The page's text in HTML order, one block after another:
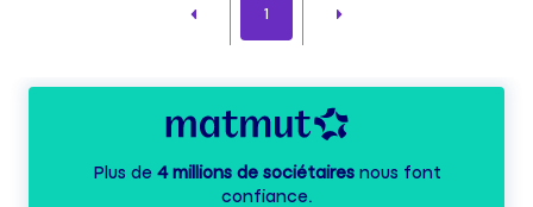
1
Plus de 4 millions de sociétairesnous font
confiance.